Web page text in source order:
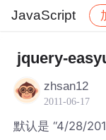
JavaScript
社区
jquery-
zhsan12
2011-06-17
默认是 “4/28/